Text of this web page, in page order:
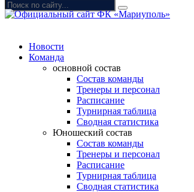
Новости
Команда
основной состав
Состав команды
Тренеры и персонал
Расписание
Турнирная таблица
Сводная статистика
Юношеский состав
Состав команды
Тренеры и персонал
Расписание
Турнирная таблица
Сводная статистика